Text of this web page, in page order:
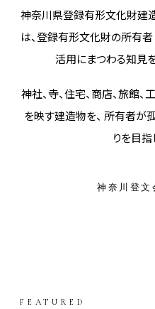
神奈川県登録有形文化財建
は、登録有形文化財の所有者
活用にまつわる知見
神社、寺、住宅、商店、旅
を映す建造物を、 所有者が
りを目指
神奈川登文
FEATURED